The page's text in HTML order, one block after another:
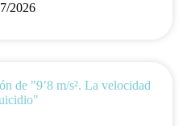
2026